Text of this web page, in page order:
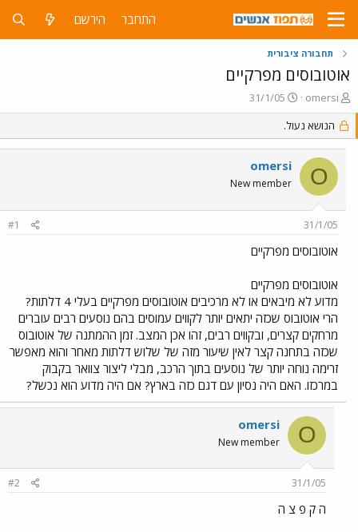
התחבר הירשם
תחבורה ציבורית
אוטובוסים מפרקיים
פ
ו
ת
ח
נ
ו
א
omersi
פ
ו
ר
ס
ב
ת
ר
31/1/05
הנושא נעול.
O
omersi
New member
31/1/05
#1
אוטובוסים מפרקיים
אוטובוסים מפרקיים
מדוע לא מיבאים או לא מרכיבים אוטובוסים מפרקיים בעלי 4 דלתות?
הרי אוטובוס שכזה יתאים יותר לקווים עמוסים בהם נוסעים רבים עוברים
מרחקים קצרים, ובקווים רבים, זהו אכן המצב. זמן ההמתנה של אוטובוס
שכזה בתחנה קצר לאין שיעור מזה של שלוש דלתות מאחר והוא מאפשר
זרימה נוחה יותר של נוסעים בתוך הרכב, מבלי ליצור צוואר בקבוק
במרכזו. האם היה נסיון עם דגם כזה בארץ? אם היה מדוע הוא נכשל?
O
omersi
New member
31/1/05
#2
ה ק פ צ ה